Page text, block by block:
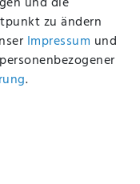
zu ändern
Impressum und
.